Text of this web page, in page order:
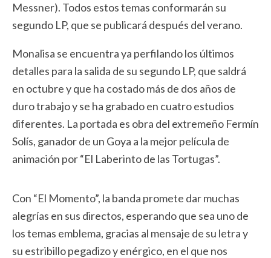
Messner). Todos estos temas conformarán su
segundo LP, que se publicará después del verano.
Monalisa se encuentra ya perfilando los últimos
detalles para la salida de su segundo LP, que saldrá
en octubre y que ha costado más de dos años de
duro trabajo y se ha grabado en cuatro estudios
diferentes. La portada es obra del extremeño Fermín
Solís, ganador de un Goya a la mejor película de
animación por “El Laberinto de las Tortugas”.
Con “El Momento”, la banda promete dar muchas
alegrías en sus directos, esperando que sea uno de
los temas emblema, gracias al mensaje de su letra y
su estribillo pegadizo y enérgico, en el que nos